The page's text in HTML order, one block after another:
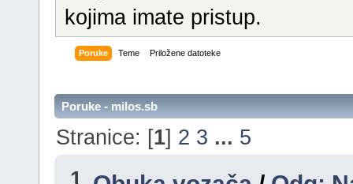
kojima imate pristup.
Poruke Teme Priložene datoteke
Poruke - milos.sb
Stranice: [1] 2 3 ... 5
1